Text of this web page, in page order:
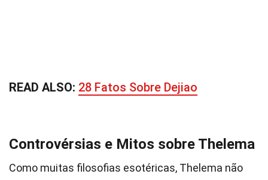
READ ALSO: 28 Fatos Sobre Dejiao
Controvérsias e Mitos sobre Thelema
Como muitas filosofias esotéricas, Thelema não